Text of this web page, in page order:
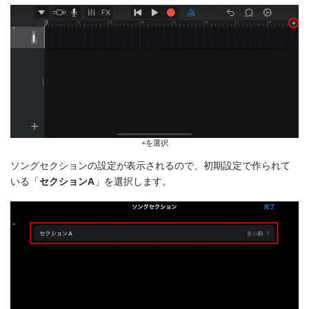
+を選択
ソングセクションの設定が表示されるので、初期設定で作られて
いる「セクションA 」を選択します。